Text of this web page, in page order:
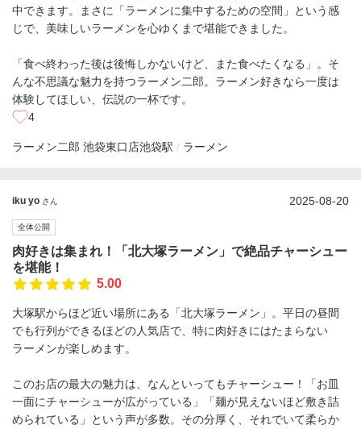
中できます。まさに「ラーメンに集中するための空間」という感
じで、美味しいラーメンを心ゆくまで堪能できました。
「食べ終わった後は後悔しかないけど、また食べたくなる」。そ
んな不思議な魅力を持つラーメン二郎。ラーメン好きなら一度は
体験してほしい、伝説の一杯です。
4
ラーメン二郎 池袋東口店池袋駅 ラーメン
iku yo さん 2025-08-20
全体公開
肉好きは集まれ！「北大塚ラーメン」で絶品チャーシュー
を堪能！
5.00
大塚駅からほど近い場所にある「北大塚ラーメン」。平日の昼間
でも行列ができるほどの人気店で、特に肉好きにはたまらない
ラーメンが楽しめます。
このお店の最大の魅力は、なんといってもチャーシュー！「お皿
一面にチャーシューが広がっている」「麺が見えないほど敷き詰
められている」という声が多数。その分厚く、それでいて柔らか